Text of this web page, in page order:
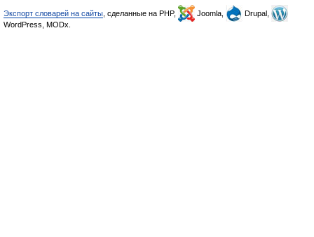
Экспорт словарей на сайты , сделанные на PHP, Joomla,
Drupal,
WordPress, MODx.